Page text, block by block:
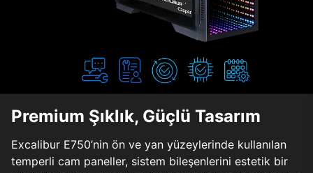
Premium Şıklık, Güçlü Tasarım
Excalibur E750’nin ön ve yan yüzeylerinde kullanılan
temperli cam paneller, sistem bileşenlerini estetik bir